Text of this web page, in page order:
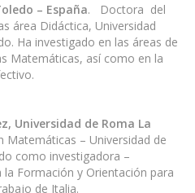
– España. Doctora del
área Didáctica, Universidad
Ha investigado en las áreas de
Matemáticas, así como en la
Universidad de Roma La
Matemáticas – Universidad de
como investigadora –
Formación y Orientación para
de Italia.